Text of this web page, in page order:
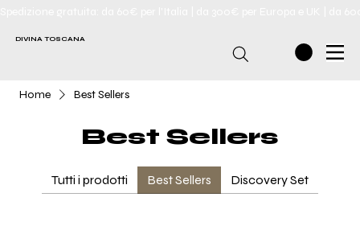
DIVINA TOSCANA
Home Best Sellers
Best Sellers
Tutti i prodotti Best Sellers Discovery Set